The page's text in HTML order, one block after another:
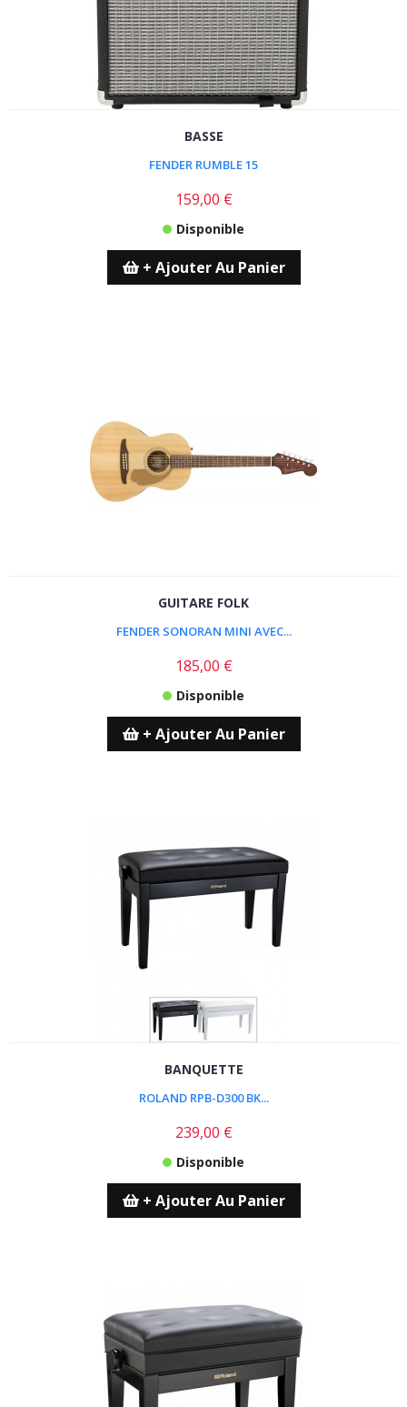
BASSE
FENDER RUMBLE 15
159,00 €
Disponible
+ Ajouter Au Panier
GUITARE FOLK
FENDER SONORAN MINI AVEC...
185,00 €
Disponible
+ Ajouter Au Panier
BANQUETTE
ROLAND RPB-D300 BK...
239,00 €
Disponible
+ Ajouter Au Panier